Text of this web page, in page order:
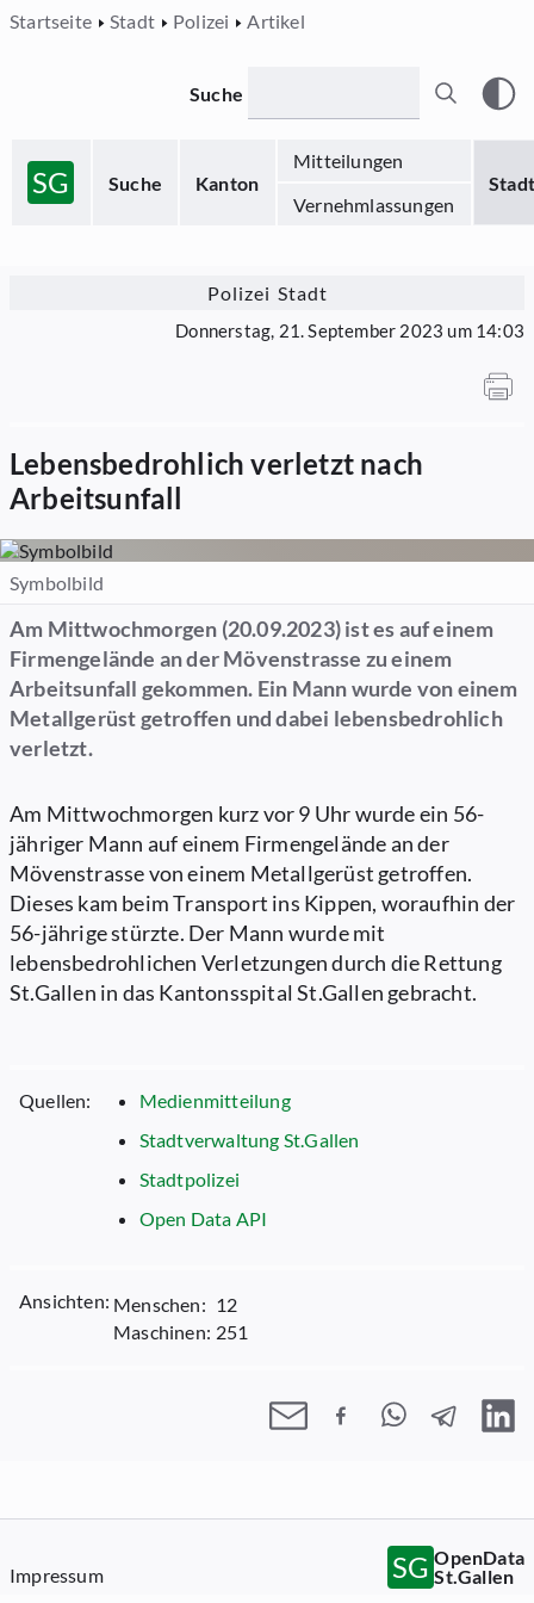
Startseite Stadt Polizei Artikel
SG Suche Kanton
Mitteilungen
Stadt
Vernehmlassungen
Suche
Polizei Stadt
Donnerstag, 21. September 2023 um 14:03
Lebensbedrohlich verletzt nach
Arbeitsunfall
Symbolbild
Am Mittwochmorgen (20.09.2023) ist es auf einem
Firmengelände an der Mövenstrasse zu einem
Arbeitsunfall gekommen. Ein Mann wurde von einem
Metallgerüst getroffen und dabei lebensbedrohlich
verletzt.
Am Mittwochmorgen kurz vor 9 Uhr wurde ein 56-
jähriger Mann auf einem Firmengelände an der
Mövenstrasse von einem Metallgerüst getroffen.
Dieses kam beim Transport ins Kippen, woraufhin der
56-jährige stürzte. Der Mann wurde mit
lebensbedrohlichen Verletzungen durch die Rettung
St.Gallen in das Kantonsspital St.Gallen gebracht.
Quellen:
Medienmitteilung
Stadtverwaltung St.Gallen
Stadtpolizei
Open Data API
Ansichten: Menschen: 12
Maschinen: 251
Impressum SG OpenData
St.Gallen